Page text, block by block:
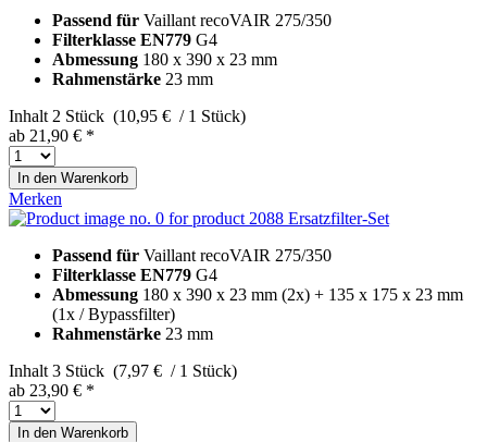
Passend für Vaillant recoVAIR 275/350
Filterklasse EN779 G4
Abmessung 180 x 390 x 23 mm
Rahmenstärke 23 mm
Inhalt 2 Stück (10,95 € / 1 Stück)
ab 21,90 € *
In den Warenkorb
Merken
Ersatzfilter-Set
Passend für Vaillant recoVAIR 275/350
Filterklasse EN779 G4
Abmessung 180 x 390 x 23 mm (2x) + 135 x 175 x 23 mm
(1x / Bypassfilter)
Rahmenstärke 23 mm
Inhalt 3 Stück (7,97 € / 1 Stück)
ab 23,90 € *
In den Warenkorb